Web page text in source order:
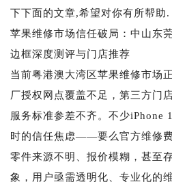
下下面的文章,希望对你有所帮助.
苹果维修市场信任破局：中山东
边框深度测评与门店推荐
当前粤港澳大湾区苹果维修市场
厂授权网点覆盖不足，第三方门
服务标准参差不齐。不少iPhone
时的信任焦虑——要么官方维修
零件来源不明、报价模糊，甚至
象，用户亟需透明化、专业化的